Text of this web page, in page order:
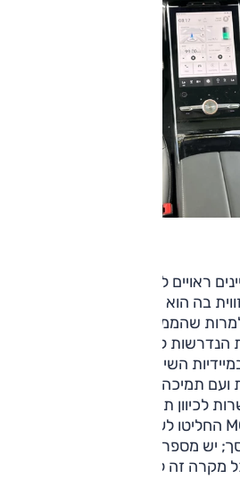
ראויים לביקורת. המסך הנאה
בה הוא ממוקם גורמת שייראה
שהממשק אתו נוח להבנה, אותו
הנדרשות לכמה לחיצות (שינוי
השימוש ומפריע בזמן נהיגה.
ועם תמיכה צידית מספקת אך חסרה
לכיוון תמיכה לגב התחתון ופה
ושם נשמעו צקצוקים. ב-MG החליטו לעשות "טסלה" וכיוון פתחי
יש מספר מצבים קבועים מראש, אין
מקרה זה לא נוח.